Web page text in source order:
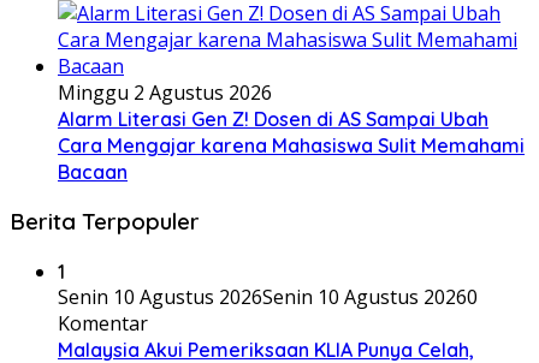
Minggu 2 Agustus 2026
Alarm Literasi Gen Z! Dosen di AS Sampai Ubah
Cara Mengajar karena Mahasiswa Sulit Memahami
Bacaan
Berita Terpopuler
1
Senin 10 Agustus 2026Senin 10 Agustus 20260
Komentar
Malaysia Akui Pemeriksaan KLIA Punya Celah,